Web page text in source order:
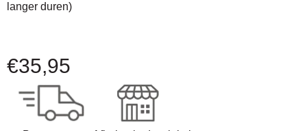
langer duren)
€35,95